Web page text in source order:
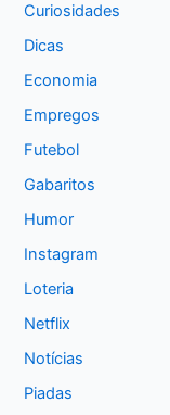
Curiosidades
Dicas
Economia
Empregos
Futebol
Gabaritos
Humor
Instagram
Loteria
Netflix
Notícias
Piadas